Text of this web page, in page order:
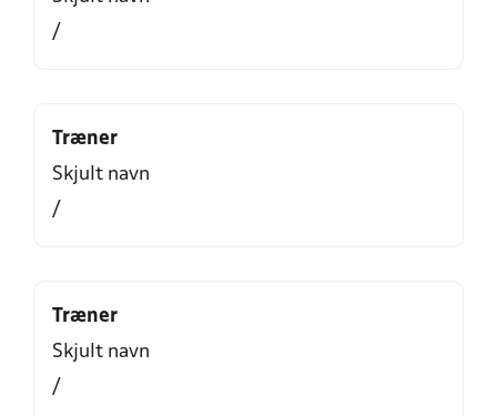
/
Træner
Skjult navn
/
Træner
Skjult navn
/